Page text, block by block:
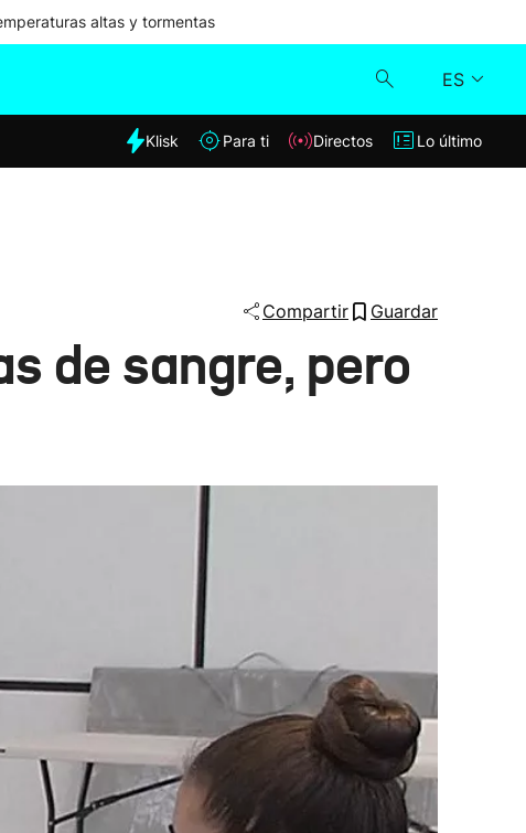
altas y tormentas
ES
Klisk
Lo último
Klisk Para ti Directos Lo último
Compartir Guardar
de sangre, pero